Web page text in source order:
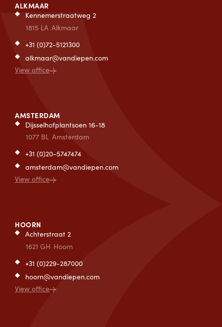
ALKMAAR
Kennemerstraatweg 2
1815 LA Alkmaar
+31 (0)72-5121300
alkmaar@vandiepen.com
View office
AMSTERDAM
Dijsselhofplantsoen 16-18
1077 BL Amsterdam
+31 (0)20-5747474
amsterdam@vandiepen.com
View office
HOORN
Achterstraat 2
1621 GH Hoorn
+31 (0)229-287000
hoorn@vandiepen.com
View office